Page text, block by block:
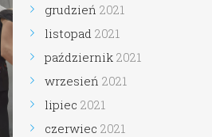
grudzień 2021
listopad 2021
październik 2021
wrzesień 2021
lipiec 2021
czerwiec 2021